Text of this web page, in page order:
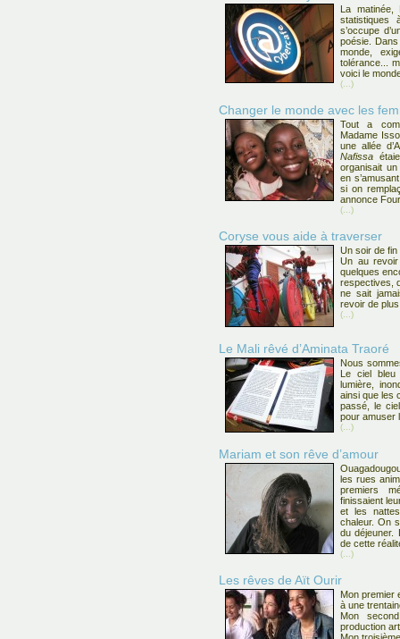
La matinée,
statistiques
s’occupe
poésie.
monde,
tolérance...
voici le
(...)
Changer le monde avec les
Tout a
Madame
une allée
Nafissa
organisait
en
si on
annonce
(...)
Coryse vous aide à traverser
Un soir de fin
Un au
quelques
respectives,
ne sait
revoir de
(...)
Le Mali rêvé d’Aminata Traoré
Nous
Le ciel bleu
lumière,
ainsi que les
passé, le
pour amuser
(...)
Mariam et son rêve d’amour
les rues
premiers
finissaient
et les
chaleur. On
du déjeuner.
de cette
(...)
Les rêves de Aït Ourir
Mon premier
à une
Mon
production